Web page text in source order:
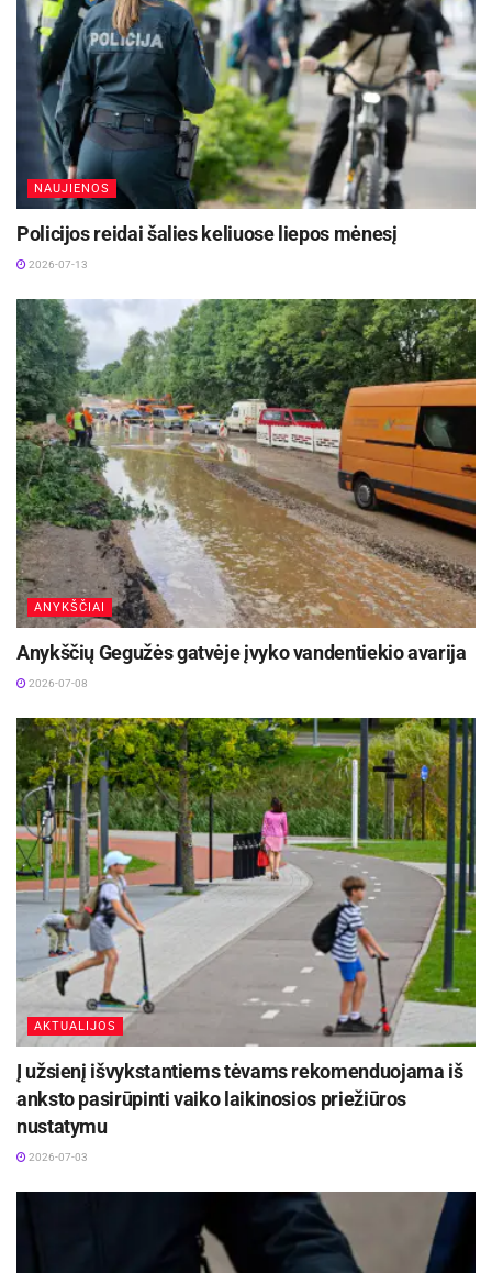
NAUJIENOS
Policijos reidai šalies keliuose liepos mėnesį
2026-07-13
ANYKŠČIAI
Anykščių Gegužės gatvėje įvyko vandentiekio avarija
2026-07-08
AKTUALIJOS
Į užsienį išvykstantiems tėvams rekomenduojama iš
anksto pasirūpinti vaiko laikinosios priežiūros
nustatymu
2026-07-03